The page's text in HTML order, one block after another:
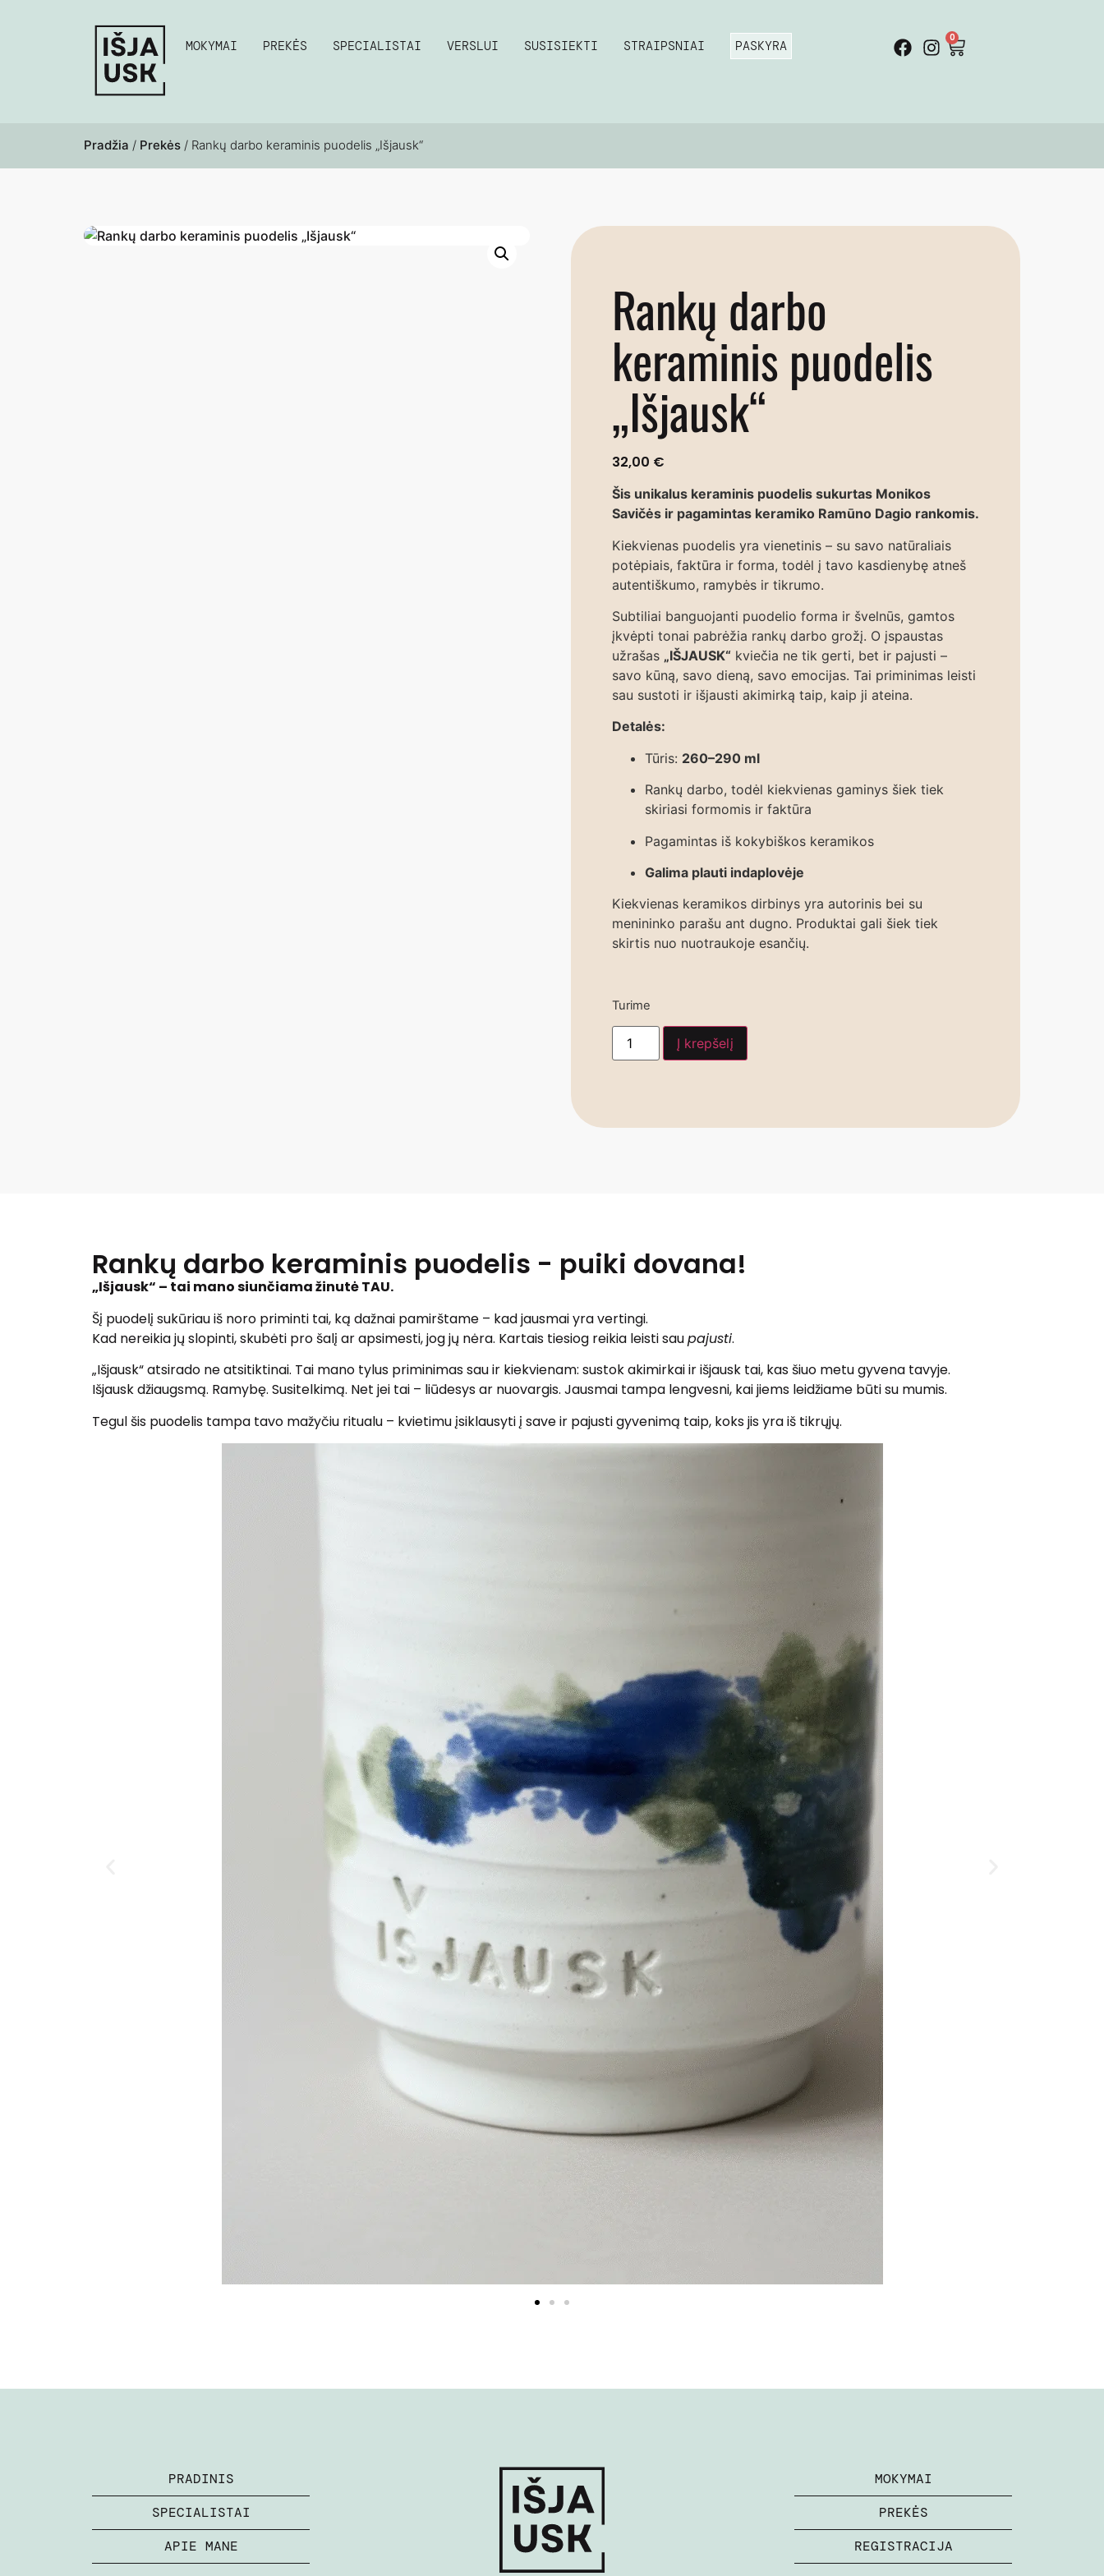
MOKYMAI PREKĖS SPECIALISTAI VERSLUI SUSISIEKTI STRAIPSNIAI PASKYRA
0
Pradžia / Prekės / Rankų darbo keraminis puodelis „Išjausk“
Rankų darbo
keraminis puodelis
„Išjausk“
32,00 €
Šis unikalus keraminis puodelis sukurtas Monikos
Savičės ir pagamintas keramiko Ramūno Dagio rankomis.
Kiekvienas puodelis yra vienetinis – su savo natūraliais
potėpiais, faktūra ir forma, todėl į tavo kasdienybę atneš
autentiškumo, ramybės ir tikrumo.
Subtiliai banguojanti puodelio forma ir švelnūs, gamtos
įkvėpti tonai pabrėžia rankų darbo grožį. O įspaustas
užrašas „IŠJAUSK“ kviečia ne tik gerti, bet ir pajusti –
savo kūną, savo dieną, savo emocijas. Tai priminimas leisti
sau sustoti ir išjausti akimirką taip, kaip ji ateina.
Detalės:
Tūris: 260–290 ml
Rankų darbo, todėl kiekvienas gaminys šiek tiek
skiriasi formomis ir faktūra
Pagamintas iš kokybiškos keramikos
Galima plauti indaplovėje
Kiekvienas keramikos dirbinys yra autorinis bei su
menininko parašu ant dugno. Produktai gali šiek tiek
skirtis nuo nuotraukoje esančių.
Turime
Į krepšelį
Rankų darbo keraminis puodelis - puiki dovana!
„Išjausk“ – tai mano siunčiama žinutė TAU.
Šį puodelį sukūriau iš noro priminti tai, ką dažnai pamirštame – kad jausmai yra vertingi.
Kad nereikia jų slopinti, skubėti pro šalį ar apsimesti, jog jų nėra. Kartais tiesiog reikia leisti saupajusti.
„Išjausk“ atsirado ne atsitiktinai. Tai mano tylus priminimas sau ir kiekvienam: sustok akimirkai ir išjausk tai, kas šiuo metu gyvena tavyje.
Išjausk džiaugsmą. Ramybę. Susitelkimą. Net jei tai – liūdesys ar nuovargis. Jausmai tampa lengvesni, kai jiems leidžiame būti su mumis.
Tegul šis puodelis tampa tavo mažyčiu ritualu – kvietimu įsiklausyti į save ir pajusti gyvenimą taip, koks jis yra iš tikrųjų.
PRADINIS
SPECIALISTAI
APIE MANE
MOKYMAI
PREKĖS
REGISTRACIJA